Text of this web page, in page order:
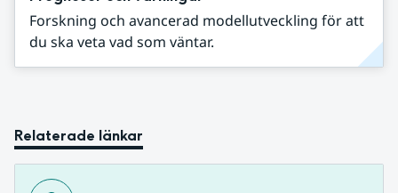
Forskning och avancerad modellutveckling för att
du ska veta vad som väntar.
Relaterade länkar